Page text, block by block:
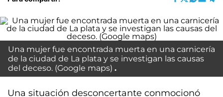
Una mujer fue encontrada muerta en una carnicería
de la ciudad de La plata y se investigan las causas
del deceso. (Google maps)
Una situación desconcertante conmocionó